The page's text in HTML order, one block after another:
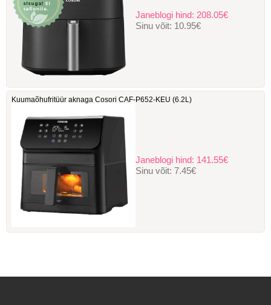
Janeblogi hind: 208.05€
Sinu võit: 10.95€
Kuumaõhufritüür aknaga Cosori ‎CAF-P652-KEU (6.2L)
Janeblogi hind: 141.55€
Sinu võit: 7.45€